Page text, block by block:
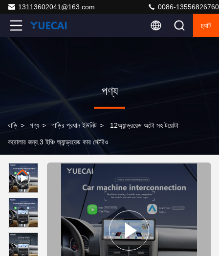
13113602041@163.com 0086-13556826760
চ্যাট
পণ্য
বাড়ি > পণ্য > গাড়ির প্রধান ইউনিট > 12অ্যান্ড্রয়েড অটো সহ টয়োটা
করোলার জন্য.3 ইঞ্চি অ্যান্ড্রয়েড কার স্টেরিও